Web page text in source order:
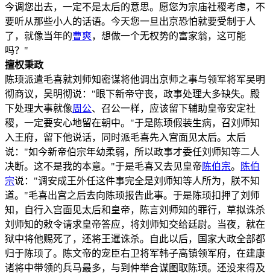
今调您出去，一定不是太后的意思。愿您为宗庙社稷考虑，不
要听从那些小人的话语。今天您一旦出京恐怕就要受制于人
了，就像当年的曹爽，想做一个无权势的富家翁，这可能
吗？"
擅权秉政
陈顼派遣毛喜就刘师知密谋将他调出京师之事与领军将军吴明
彻商议，吴明彻说："眼下新帝守丧，政事处理大多缺失。殿
下处理大事就像周公、召公一样，应该留下辅助皇帝安定社
稷，一定要安心地留在朝中。"于是陈顼假装生病，召刘师知
入王府，留下他说话，同时派毛喜先入宫面见太后。太后
说："如今新帝伯宗年幼柔弱，所以政事才委任刘师知等二人
决断。这不是我的本意。"于是毛喜又去见皇帝 陈伯宗。
陈伯
宗说："调安成王外任这件事完全是刘师知等人所为，朕不知
道。"毛喜出宫之后去向陈顼报告此事。于是陈顼扣押了刘师
知，自行入宫面见太后和皇帝，陈言刘师知的罪行，草拟诛杀
刘师知的敕令请求皇帝答应，将刘师知交给廷尉。当夜，就在
狱中将他赐死了，还将王暹诛杀。自此以后，国家大政全部都
归于陈顼了。陈文帝的宠臣右卫将军韩子高镇领军府，在建康
诸将中带领的兵马最多，与到仲举合谋图取陈顼。还没来得及